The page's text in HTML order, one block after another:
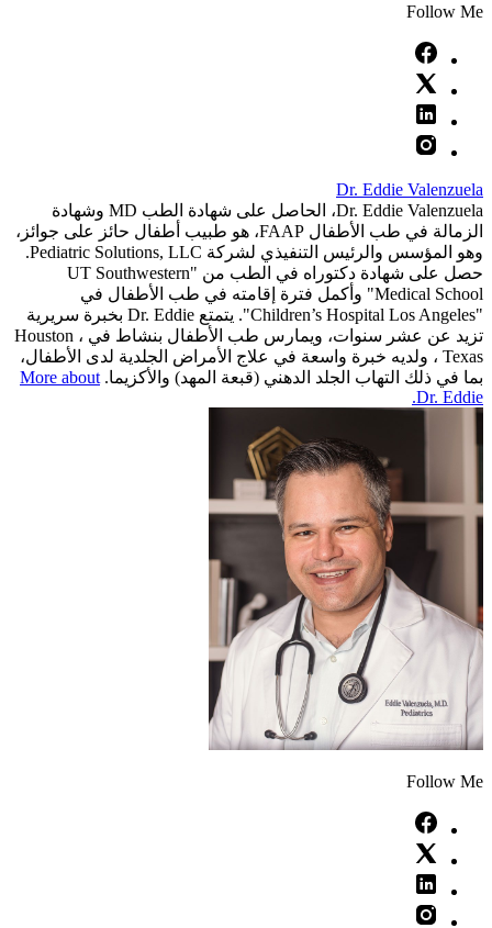
Follow Me
Dr. Eddie Valenzuela
Dr. Eddie Valenzuela، الحاصل على شهادة الطب MD وشهادة
الزمالة في طب الأطفال FAAP، هو طبيب أطفال حائز على جوائز،
وهو المؤسس والرئيس التنفيذي لشركة Pediatric Solutions, LLC.
حصل على شهادة دكتوراه في الطب من "UT Southwestern
Medical School" وأكمل فترة إقامته في طب الأطفال في
"Children’s Hospital Los Angeles". يتمتع Dr. Eddie بخبرة سريرية
تزيد عن عشر سنوات، ويمارس طب الأطفال بنشاط في Houston ،
Texas ، ولديه خبرة واسعة في علاج الأمراض الجلدية لدى الأطفال،
بما في ذلك التهاب الجلد الدهني (قبعة المهد) والأكزيما. More about
Dr. Eddie.
Follow Me